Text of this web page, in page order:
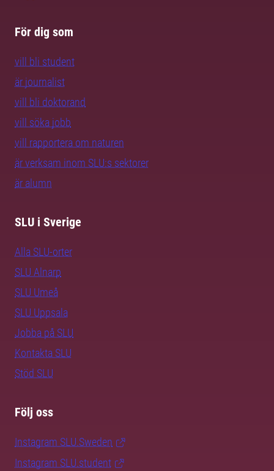
För dig som
vill bli student
är journalist
vill bli doktorand
vill söka jobb
vill rapportera om naturen
är verksam inom SLU:s sektorer
är alumn
SLU i Sverige
Alla SLU-orter
SLU Alnarp
SLU Umeå
SLU Uppsala
Jobba på SLU
Kontakta SLU
Stöd SLU
Följ oss
Instagram SLU.Sweden
Instagram SLU.student